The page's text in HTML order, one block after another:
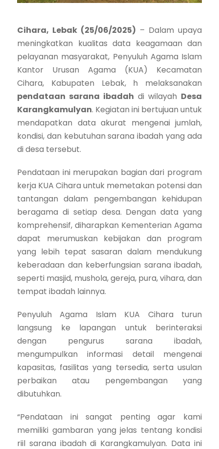
Cihara, Lebak (25/06/2025) – Dalam upaya
meningkatkan kualitas data keagamaan dan
pelayanan masyarakat, Penyuluh Agama Islam
Kantor Urusan Agama (KUA) Kecamatan
Cihara, Kabupaten Lebak, h melaksanakan
pendataan sarana ibadah di wilayah Desa
Karangkamulyan. Kegiatan ini bertujuan untuk
mendapatkan data akurat mengenai jumlah,
kondisi, dan kebutuhan sarana ibadah yang ada
di desa tersebut.
Pendataan ini merupakan bagian dari program
kerja KUA Cihara untuk memetakan potensi dan
tantangan dalam pengembangan kehidupan
beragama di setiap desa. Dengan data yang
komprehensif, diharapkan Kementerian Agama
dapat merumuskan kebijakan dan program
yang lebih tepat sasaran dalam mendukung
keberadaan dan keberfungsian sarana ibadah,
seperti masjid, mushola, gereja, pura, vihara, dan
tempat ibadah lainnya.
Penyuluh Agama Islam KUA Cihara turun
langsung ke lapangan untuk berinteraksi
dengan pengurus sarana ibadah,
mengumpulkan informasi detail mengenai
kapasitas, fasilitas yang tersedia, serta usulan
perbaikan atau pengembangan yang
dibutuhkan.
“Pendataan ini sangat penting agar kami
memiliki gambaran yang jelas tentang kondisi
riil sarana ibadah di Karangkamulyan. Data ini